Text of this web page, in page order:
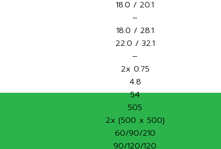
18.0 / 20.1
–
18.0 / 28.1
22.0 / 32.1
–
2x 0.75
4.8
54
505
2x (500 x 500)
60/90/210
90/120/120